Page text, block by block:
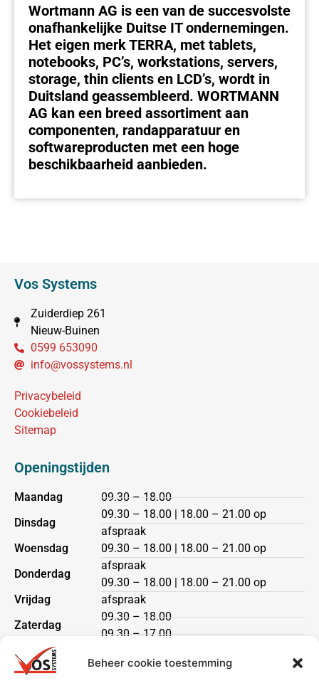
Beheer cookie toestemming
Wortmann AG is een van de succesvolste
onafhankelijke Duitse IT ondernemingen.
Het eigen merk TERRA, met tablets,
notebooks, PC’s, workstations, servers,
storage, thin clients en LCD’s, wordt in
Duitsland geassembleerd. WORTMANN
AG kan een breed assortiment aan
componenten, randapparatuur en
softwareproducten met een hoge
beschikbaarheid aanbieden.
Vos Systems
Zuiderdiep 261
Nieuw-Buinen
0599 653090
info@vossystems.nl
Privacybeleid
Cookiebeleid
Sitemap
Openingstijden
Maandag
Dinsdag
Woensdag
Donderdag
Vrijdag
Zaterdag
Zondag
09.30 – 18.00
09.30 – 18.00 | 18.00 – 21.00 op
afspraak
09.30 – 18.00 | 18.00 – 21.00 op
afspraak
09.30 – 18.00 | 18.00 – 21.00 op
afspraak
09.30 – 18.00
09.30 – 17.00